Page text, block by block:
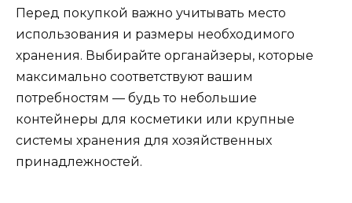
Перед покупкой важно учитывать место
использования и размеры необходимого
хранения. Выбирайте органайзеры, которые
максимально соответствуют вашим
потребностям — будь то небольшие
контейнеры для косметики или крупные
системы хранения для хозяйственных
принадлежностей.